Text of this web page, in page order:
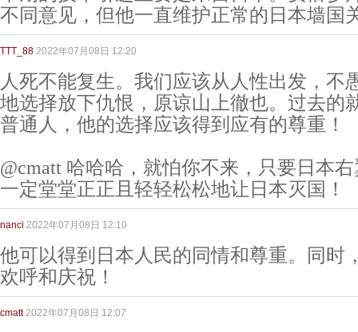
不同意见，但他一直维护正常的日本墙国
TTT_88 2022年07月08日 12:20
人死不能复生。我们应该从人性出发，不
地选择放下仇恨，原谅山上徹也。过去的
普通人，他的选择应该得到应有的尊重！
@cmatt 哈哈哈，就怕你不来，只要日本
一定堂堂正正且轻轻松松地让日本灭国！
nanci 2022年07月08日 12:10
他可以得到日本人民的同情和尊重。同时
欢呼和庆祝！
cmatt 2022年07月08日 12:07